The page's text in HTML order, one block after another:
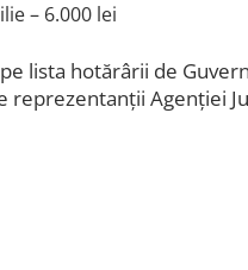
– 6.000 lei
lista hotărârii de
reprezentanții Agenției